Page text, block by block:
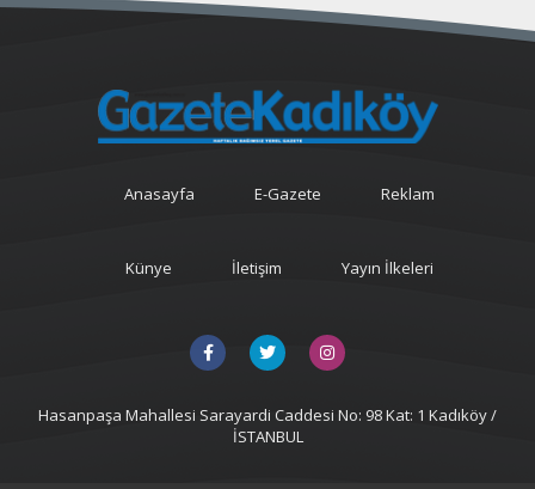
Anasayfa E-Gazete Reklam
Künye İletişim Yayın İlkeleri
Hasanpaşa Mahallesi Sarayardi Caddesi No: 98 Kat: 1 Kadıköy /
İSTANBUL